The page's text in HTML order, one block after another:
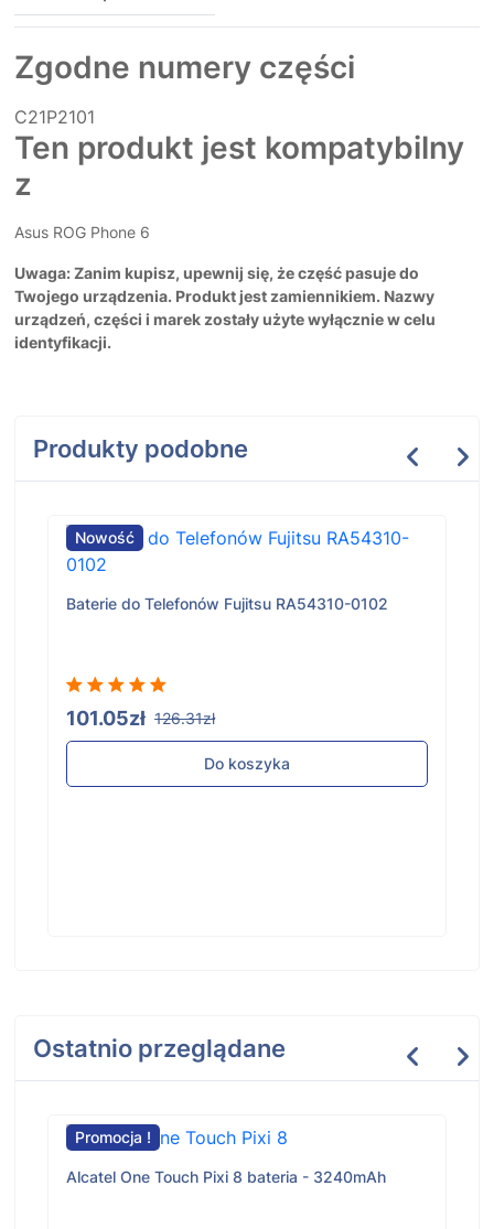
Zgodne numery części
C21P2101
Ten produkt jest kompatybilny
z
Asus ROG Phone 6
Uwaga: Zanim kupisz, upewnij się, że część pasuje do
Twojego urządzenia. Produkt jest zamiennikiem. Nazwy
urządzeń, części i marek zostały użyte wyłącznie w celu
identyfikacji.
Produkty podobne
Nowość
Baterie do Telefonów Fujitsu RA54310-0102
101.05zł 126.31zł
Do koszyka
Ostatnio przeglądane
Promocja !
Alcatel One Touch Pixi 8 bateria - 3240mAh